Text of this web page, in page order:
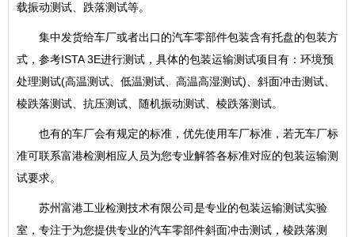
载振动测试、跌落测试等。
集中发货给车厂或者出口的汽车零部件包装含有托盘的包装方
式，参考ISTA 3E进行测试，具体的包装运输测试项目有：环境预
处理测试(高温测试、低温测试、高温高湿测试)、斜面冲击测试、
棱跌落测试、抗压测试、随机振动测试、棱跌落测试。
也有的车厂会有规定的标准， 优先使用车厂标准，若无车厂标
准可联系富港检测相应人员为您专业解答各标准对应的包装运输测
试要求。
苏州富港工业检测技术有限公司是专业的包装运输测试实验
室，专注于为您提供专业的汽车零部件斜面冲击测试，棱跌落测